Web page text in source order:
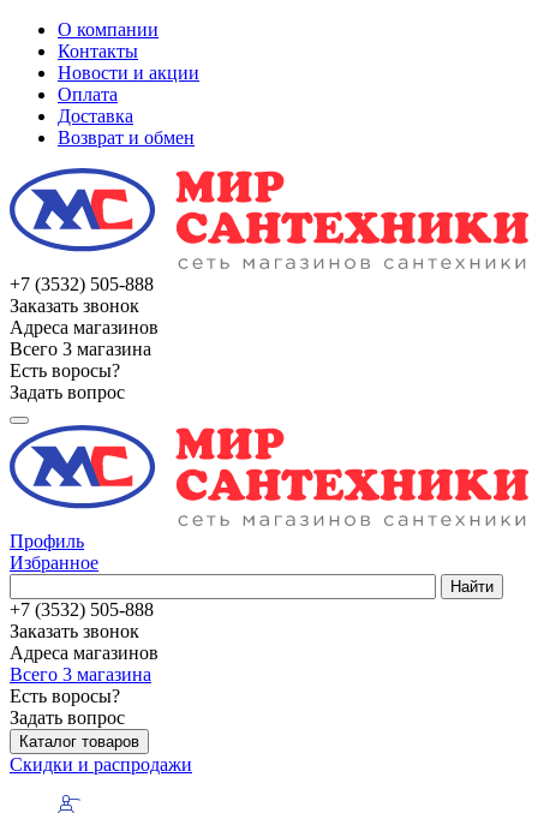
О компании
Контакты
Новости и акции
Оплата
Доставка
Возврат и обмен
+7 (3532) 505-888
Заказать звонок
Адреса магазинов
Всего 3 магазина
Есть воросы?
Задать вопрос
Профиль
Избранное
Найти
+7 (3532) 505-888
Заказать звонок
Адреса магазинов
Всего 3 магазина
Есть воросы?
Задать вопрос
Каталог товаров
Скидки и распродажи